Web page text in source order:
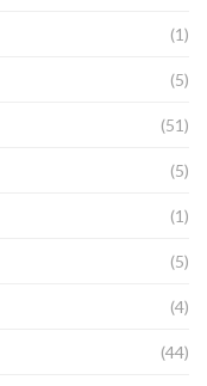
(1)
(5)
(51)
(5)
(1)
(5)
(4)
(44)